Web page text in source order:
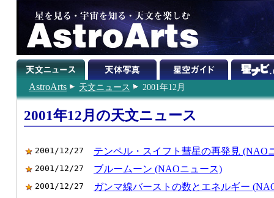
AstroArts 天文ニュース 2001年12月
2001年12月の天文ニュース
2001/12/27 テンペル・スイフト彗星の再発見 (NAO
2001/12/27 ブルームーン (NAOニュース)
2001/12/27 ガンマ線バーストの数とエネルギー